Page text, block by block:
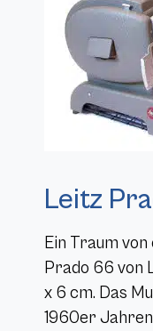
Leitz
Ein Traum
Prado 66 von
x 6 cm. Das
1960er